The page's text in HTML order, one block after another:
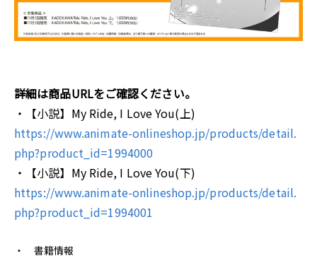
詳細は商品URLをご確認ください。
・【小説】My Ride, I Love You(上)
https://www.animate-onlineshop.jp/products/detail.
php?product_id=1994000
・【小説】My Ride, I Love You(下)
https://www.animate-onlineshop.jp/products/detail.
php?product_id=1994001
書籍情報